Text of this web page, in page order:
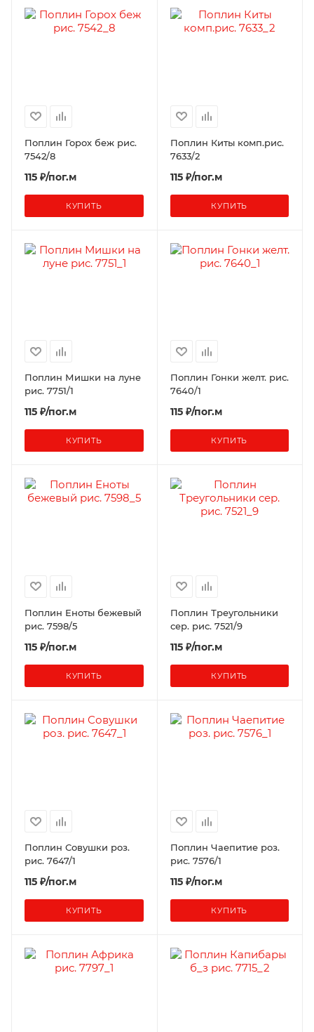
Поплин Горох беж рис.
7542/8
115 ₽/пог.м
КУПИТЬ
Поплин Киты комп.рис.
7633/2
115 ₽/пог.м
КУПИТЬ
Поплин Мишки на луне
рис. 7751/1
115 ₽/пог.м
КУПИТЬ
Поплин Гонки желт. рис.
7640/1
115 ₽/пог.м
КУПИТЬ
Поплин Еноты бежевый
рис. 7598/5
115 ₽/пог.м
КУПИТЬ
Поплин Треугольники
сер. рис. 7521/9
115 ₽/пог.м
КУПИТЬ
Поплин Совушки роз.
рис. 7647/1
115 ₽/пог.м
КУПИТЬ
Поплин Чаепитие роз.
рис. 7576/1
115 ₽/пог.м
КУПИТЬ